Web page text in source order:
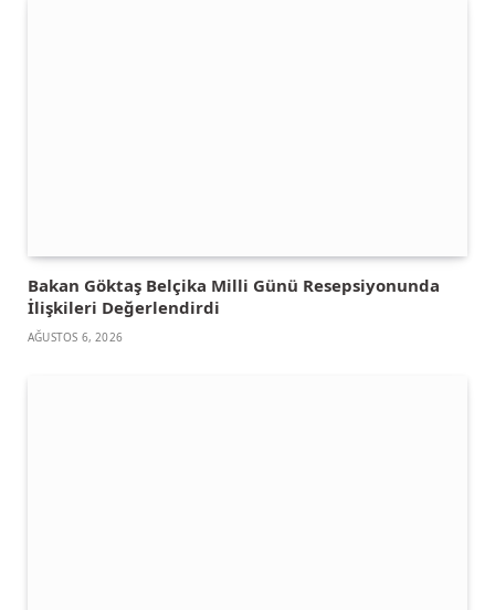
Bakan Göktaş Belçika Milli Günü Resepsiyonunda
İlişkileri Değerlendirdi
AĞUSTOS 6, 2026